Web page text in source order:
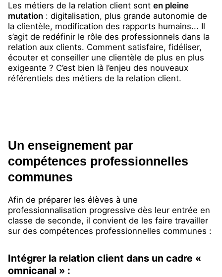
Les métiers de la relation client sont en pleine
mutation : digitalisation, plus grande autonomie de
la clientèle, modification des rapports humains... Il
s’agit de redéfinir le rôle des professionnels dans la
relation aux clients. Comment satisfaire, fidéliser,
écouter et conseiller une clientèle de plus en plus
exigeante ? C’est bien là l’enjeu des nouveaux
référentiels des métiers de la relation client.
Un enseignement par
compétences professionnelles
communes
Afin de préparer les élèves à une
professionnalisation progressive dès leur entrée en
classe de seconde, il convient de les faire travailler
sur des compétences professionnelles communes :
Intégrer la relation client dans un cadre «
omnicanal » :